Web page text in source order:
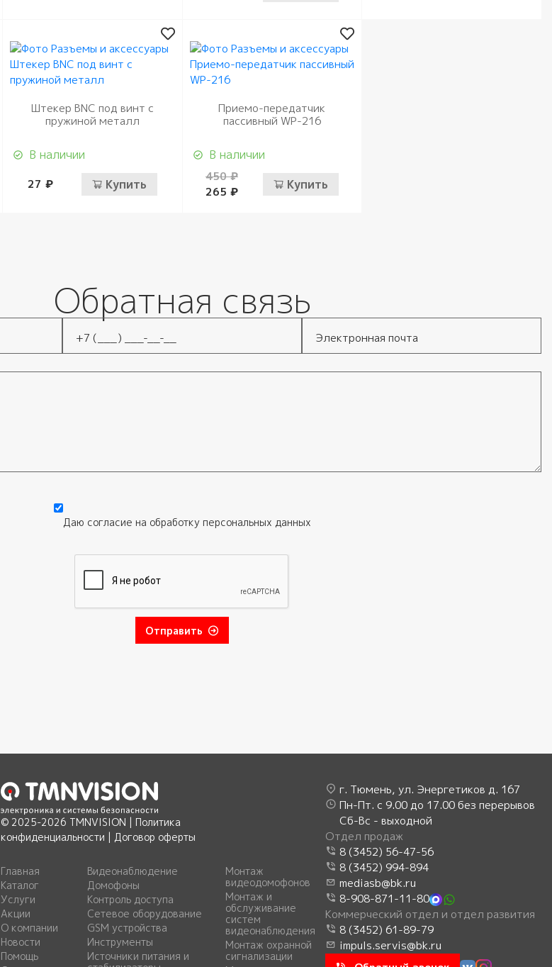
Штекер BNC под винт с
пружиной металл
В наличии
27 ₽ Купить
Приемо-передатчик
пассивный WP-216
В наличии
450 ₽
265 ₽
Купить
Обратная связь
Даю согласие на обработку персональных данных
Отправить
© 2025-2026 TMNVISION | Политика
конфиденциальности | Договор оферты
Главная
Каталог
Услуги
Акции
О компании
Новости
Помощь
Видеонаблюдение
Домофоны
Контроль доступа
Сетевое оборудование
GSM устройства
Инструменты
Источники питания и
Монтаж
видеодомофонов
Монтаж и
обслуживание
систем
видеонаблюдения
Монтаж охранной
сигнализации
г. Тюмень, ул. Энергетиков д. 167
Пн-Пт. с 9.00 до 17.00 без перерывов
Сб-Вс - выходной
Отдел продаж
8 (3452) 56-47-56
8 (3452) 994-894
mediasb@bk.ru
8-908-871-11-80
Коммерческий отдел и отдел развития
8 (3452) 61-89-79
impuls.servis@bk.ru